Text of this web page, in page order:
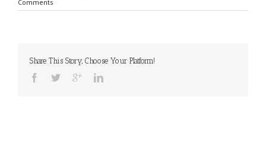
Comments
Share This Story, Choose Your Platform!